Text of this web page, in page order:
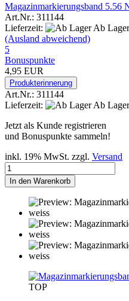
Magazinmarkierungsband 5.56
Art.Nr.: 311144
Lieferzeit:
Ab Lager
(Ausland abweichend)
5
Bonuspunkte
4,95 EUR
Produkterinnerung
Art.Nr.: 311144
Lieferzeit:
Ab Lager
Jetzt als Kunde registrieren
und Bonuspunkte sammeln!
inkl. 19% MwSt. zzgl. Versand
In den Warenkorb
TOP